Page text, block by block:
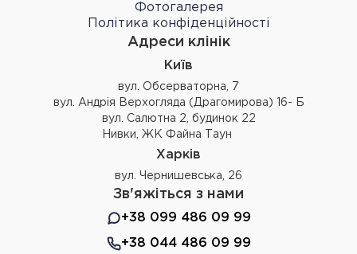
Фотогалерея
Політика конфіденційності
Адреси клінік
Київ
вул. Обсерваторна, 7
вул. Андрія Верхогляда (Драгомирова) 16- Б
вул. Салютна 2, будинок 22
Нивки, ЖК Файна Таун
Харків
вул. Чернишевська, 26
Зв'яжіться з нами
+38 099 486 09 99
+38 044 486 09 99